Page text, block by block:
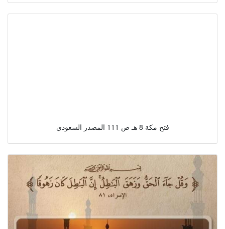
فتح مكة 8 هـ ص 111 المصدر السعودي